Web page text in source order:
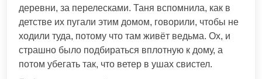
деревни, за перелесками. Таня вспомнила, как в
детстве их пугали этим домом, говорили, чтобы не
ходили туда, потому что там живёт ведьма. Ох, и
страшно было подбираться вплотную к дому, а
потом убегать так, что ветер в ушах свистел.